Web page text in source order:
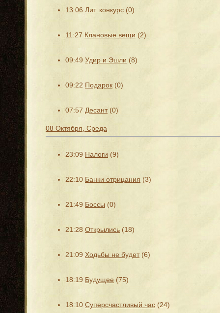
13:06 Лит. конкурс (0)
11:27 Клановые вещи (2)
09:49 Удир и Эшли (8)
09:22 Подарок (0)
07:57 Десант (0)
08 Октября, Среда
23:09 Налоги (9)
22:10 Банки отрицания (3)
21:49 Боссы (0)
21:28 Открылись (18)
21:09 Ходьбы не будет (6)
18:19 Будущее (75)
18:10 Суперсчастливый час (24)